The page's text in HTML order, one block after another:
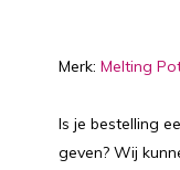
Merk: Melting
Is je bestelling
geven? Wij